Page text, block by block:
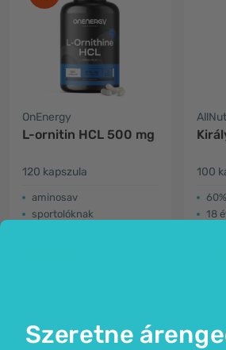
OnEnergy
L-ornitin HCL 500 mg
120 kapszula
aminosav
sportolóknak
100
18
Szeretne